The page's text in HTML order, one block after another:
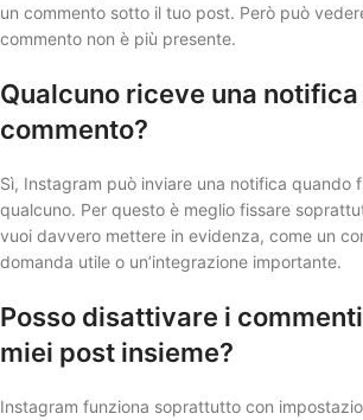
un commento sotto il tuo post. Però può
commento non è più presente.
Qualcuno riceve una
commento?
Sì, Instagram può inviare una notifica quando
qualcuno. Per questo è meglio fissare
vuoi davvero mettere in evidenza, come un
domanda utile o un’integrazione importante.
Posso disattivare i
miei post insieme?
Instagram funziona soprattutto con